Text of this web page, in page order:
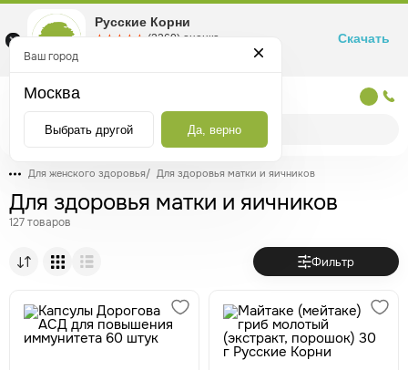
Для женского здоровья/ Для здоровья матки и яичников
Для здоровья матки и яичников
127 товаров
Фильтр
Ваш город
Москва
Выбрать другой Да, верно
Русские Корни
☆☆☆☆☆
★★★★★ (2360) оценка
Маркетплейс товаров для здоровья
Скачать